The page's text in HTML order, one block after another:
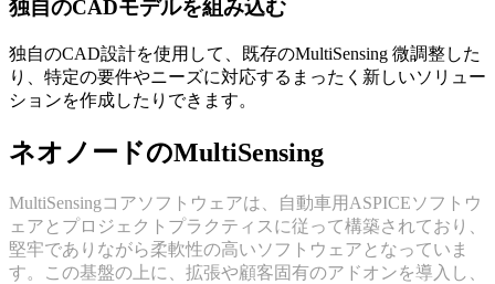
独自のCADモデルを組み込む
独自のCAD設計を使用して、既存のMultiSensing 微調整した
り、特定の要件やニーズに対応するまったく新しいソリュー
ションを作成したりできます。
ネオノードのMultiSensing
MultiSensingコアソフトウェアは、自動車用ASPICEソフトウ
ェアとプロジェクトプラクティスに従って構築されており、
堅牢でありながら柔軟性の高いソフトウェアとなっていま
す。この基盤の上に、拡張や顧客固有のアドオンを導入し、